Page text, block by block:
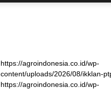
https://agroindonesia.co.id/wp-
content/uploads/2026/08/ikklan-
https://agroindonesia.co.id/wp-